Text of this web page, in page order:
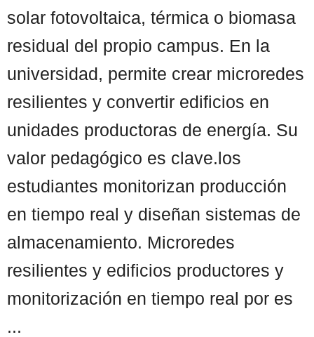
solar fotovoltaica, térmica o biomasa
residual del propio campus. En la
universidad, permite crear microredes
resilientes y convertir edificios en
unidades productoras de energía. Su
valor pedagógico es clave.los
estudiantes monitorizan producción
en tiempo real y diseñan sistemas de
almacenamiento. Microredes
resilientes y edificios productores y
monitorización en tiempo real por es
...